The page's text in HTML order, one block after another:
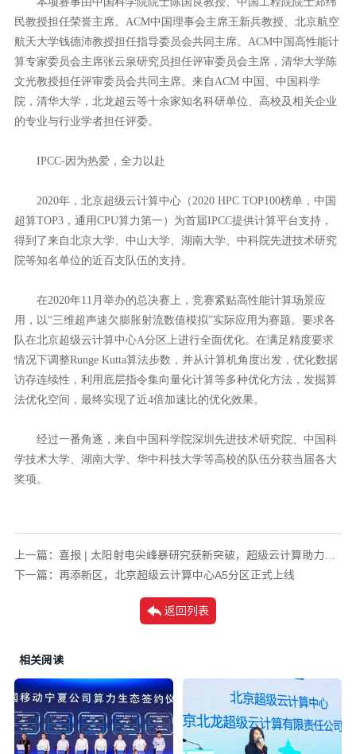
民教授担任荣誉主席。ACM中国理事会主席王新兵教授、北京航空
航天大学钱德沛教授担任指导委员会共同主席。ACM中国高性能计
算专家委员会主席张云泉研究员担任评审委员会主席，清华大学陈
文光教授担任评审委员会共同主席。来自ACM 中国、中国科学
院，清华大学，北龙超云等十余家知名科研单位、高校及相关企业
的专业与行业学者担任评委。
IPCC-因为热爱，全力以赴
2020年，北京超级云计算中心（2020 HPC TOP100榜单，中国
超算TOP3，通用CPU算力第一）为首届IPCC提供计算平台支持，
得到了来自北京大学、中山大学、湖南大学、中科院先进技术研究
院等知名单位的近百支队伍的支持。
在2020年11月举办的总决赛上，竞赛紧贴高性能计算场景应
用，以“三维超声速欠膨胀射流数值模拟”实际应用为赛题。要求各
队在北京超级云计算中心A分区上进行全面优化。在满足精度要求
情况下调整Runge Kutta算法步数，并从计算机角度出发，优化数据
访存连续性，利用底层指令集向量化计算等多种优化方法，发掘算
法优化空间，最终实现了近4倍加速比的优化效果。
经过一番角逐，来自中国科学院深圳先进技术研究院、中国科
学技术大学、湖南大学、华中科技大学等高校的队伍分获当届各大
奖项。
上一篇： 喜报 | 太阳射电尖峰暴研究获新突破，超级云计算助力科研创新
下一篇： 再添新区，北京超级云计算中心A5分区正式上线
返回列表
相关阅读